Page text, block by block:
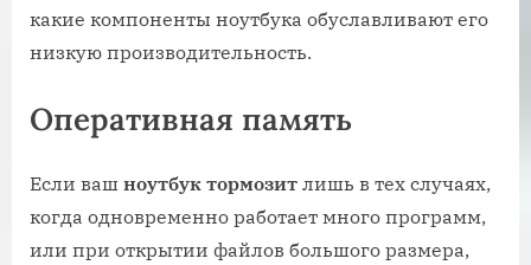
какие компоненты ноутбука обуславливают его
низкую производительность.
Оперативная память
Если ваш ноутбук тормозит лишь в тех случаях,
когда одновременно работает много программ,
или при открытии файлов большого размера,